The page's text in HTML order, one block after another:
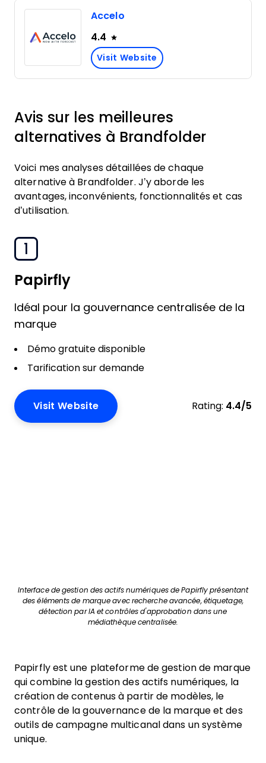
Accelo
4.4
Visit Website
Avis sur les meilleures
alternatives à Brandfolder
Voici mes analyses détaillées de chaque
alternative à Brandfolder. J’y aborde les
avantages, inconvénients, fonctionnalités et cas
d’utilisation.
1
Papirfly
Idéal pour la gouvernance centralisée de la
marque
Démo gratuite disponible
Tarification sur demande
Visit Website Rating: 4.4/5
Interface de gestion des actifs numériques de Papirfly présentant
des éléments de marque avec recherche avancée, étiquetage,
détection par IA et contrôles d'approbation dans une
médiathèque centralisée.
Papirfly est une plateforme de gestion de marque
qui combine la gestion des actifs numériques, la
création de contenus à partir de modèles, le
contrôle de la gouvernance de la marque et des
outils de campagne multicanal dans un système
unique.